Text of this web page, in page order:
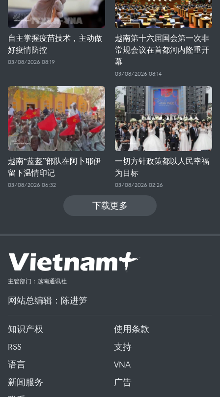
自主掌握疫苗技术，主动做
好疫情防控
03/08/2026 08:19
越南第十六届国会第一次非
常规会议在首都河内隆重开
幕
03/08/2026 08:14
越南“蓝盔”部队在阿卜耶伊
留下温情印记
03/08/2026 06:32
一切方针政策都以人民幸福
为目标
03/08/2026 02:26
下载更多
主管部门：越南通讯社
网站总编辑：陈进笋
知识产权
使用条款
RSS
支持
语言
VNA
新闻服务
广告